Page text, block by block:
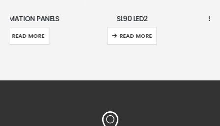
SL90 LED2
READ MORE
SUNNYLUX SL80-2A
READ MORE